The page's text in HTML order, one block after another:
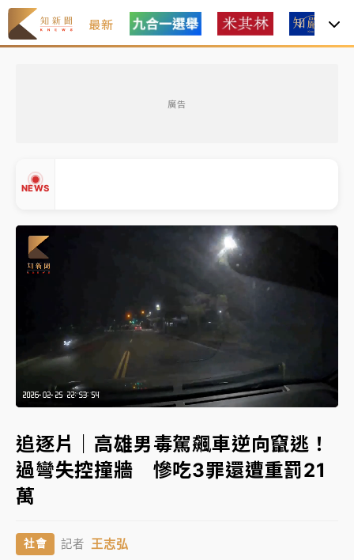
最新
廣告
NEWS
中颱白海豚環流掠北海！今明防劇烈降雨 東部高溫飆
38度
周末精選｜ 慈濟遭詐10億完整始末曝！律師掮客大玩兩
面手法 郭台銘、蔡英文成關鍵
本周爆款短影音｜
柯文哲帶電子手鐶拄拐杖現身／周玉
周末精選｜
跨境網購族注意！EZ Way若改由政府委
任 預算難關如何解？
蔣萬安的建中同學！47歲法律學霸戰桃園 公開上任首
要3件事
買1送1
白海豚逼近！新北高灘地停車場下午4時強制拖吊 中午
開放水門周邊紅黃線停車
中颱白海豚環流掠北海！今明防劇烈降雨 東部高溫飆
38度
▲
Unmute Loaded:
100.00%
追逐片｜高雄男毒駕飆車逆向竄逃！
過彎失控撞牆 慘吃3罪還遭重罰21
萬
社會 記者 王志弘